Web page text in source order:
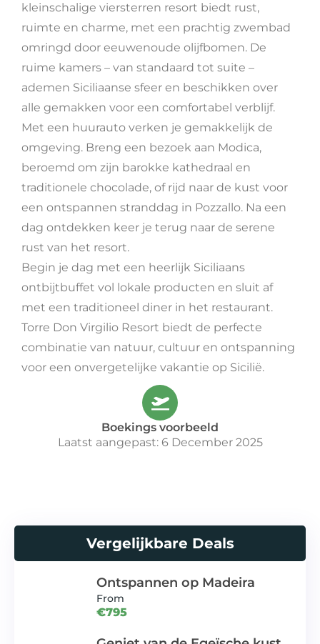
kleinschalige viersterren resort biedt rust,
ruimte en charme, met een prachtig zwembad
omringd door eeuwenoude olijfbomen. De
ruime kamers – van standaard tot suite –
ademen Siciliaanse sfeer en beschikken over
alle gemakken voor een comfortabel verblijf.
Met een huurauto verken je gemakkelijk de
omgeving. Breng een bezoek aan Modica,
beroemd om zijn barokke kathedraal en
traditionele chocolade, of rijd naar de kust voor
een ontspannen stranddag in Pozzallo. Na een
dag ontdekken keer je terug naar de serene
rust van het resort.
Begin je dag met een heerlijk Siciliaans
ontbijtbuffet vol lokale producten en sluit af
met een traditioneel diner in het restaurant.
Torre Don Virgilio Resort biedt de perfecte
combinatie van natuur, cultuur en ontspanning
voor een onvergetelijke vakantie op Sicilië.
Boekings voorbeeld
Laatst aangepast: 6 December 2025
Vergelijkbare Deals
Ontspannen op Madeira
From
€795